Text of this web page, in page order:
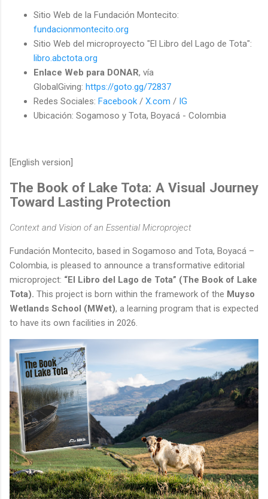
Sitio Web de la Fundación Montecito:
fundacionmontecito.org
Sitio Web del microproyecto "El Libro del Lago de Tota":
libro.abctota.org
Enlace Web para DONAR, vía
GlobalGiving: https://goto.gg/72837
Redes Sociales: Facebook / X.com / IG
Ubicación: Sogamoso y Tota, Boyacá - Colombia
[English version]
The Book of Lake Tota: A Visual Journey
Toward Lasting Protection
Context and Vision of an Essential Microproject
Fundación Montecito, based in Sogamoso and Tota, Boyacá –
Colombia, is pleased to announce a transformative editorial
microproject: “El Libro del Lago de Tota” (The Book of Lake
Tota). This project is born within the framework of the Muyso
Wetlands School (MWet), a learning program that is expected
to have its own facilities in 2026.